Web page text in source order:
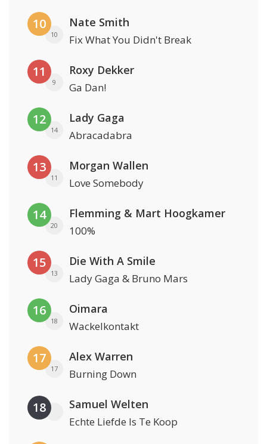
10
10
Nate Smith
Fix What You Didn't Break
11
9
Roxy Dekker
Ga Dan!
12
14
Lady Gaga
Abracadabra
13
11
Morgan Wallen
Love Somebody
14
20
Flemming & Mart Hoogkamer
100%
15
13
Die With A Smile
Lady Gaga & Bruno Mars
16
18
Oimara
Wackelkontakt
17
17
Alex Warren
Burning Down
18 Samuel Welten
Echte Liefde Is Te Koop